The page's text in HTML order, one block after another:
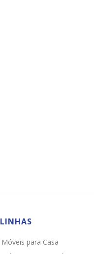
LINHAS
Móveis para Casa